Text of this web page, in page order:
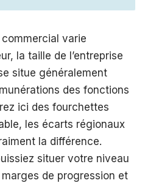
commercial varie
la taille de l’entreprise
situe généralement
des fonctions
ici des fourchettes
les écarts régionaux
la différence.
situer votre niveau
de progression et